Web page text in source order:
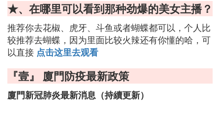
★、在哪里可以看到那种劲爆的美女主播？
推荐你去花椒、虎牙、斗鱼或者蝴蝶都可以，个人比
较推荐去蝴蝶，因为里面比较火辣还有你懂的哈，可
以直接 点击这里去观看
『壹』 廈門防疫最新政策
廈門新冠肺炎最新消息（持續更新）